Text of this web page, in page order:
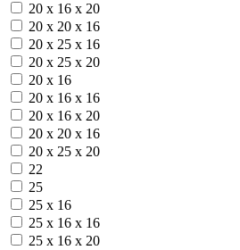
20 х 16 х 20
20 х 20 х 16
20 х 25 х 16
20 х 25 х 20
20 х 16
20 х 16 х 16
20 х 16 х 20
20 х 20 х 16
20 х 25 х 20
22
25
25 х 16
25 х 16 х 16
25 х 16 х 20